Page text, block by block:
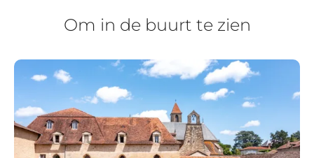
Om in de buurt te zien